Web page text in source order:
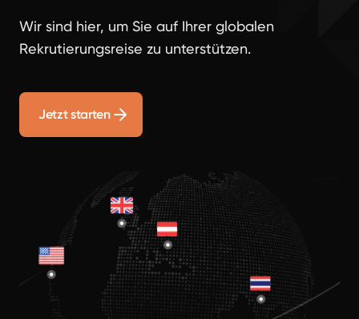
Wir sind hier, um Sie auf Ihrer globalen
Rekrutierungsreise zu unterstützen.
Jetzt starten